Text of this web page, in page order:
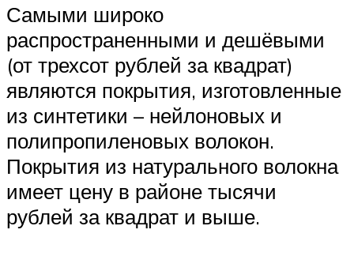
Самыми широко
распространенными и дешёвыми
(от трехсот рублей за квадрат)
являются покрытия, изготовленные
из синтетики – нейлоновых и
полипропиленовых волокон.
Покрытия из натурального волокна
имеет цену в районе тысячи
рублей за квадрат и выше.